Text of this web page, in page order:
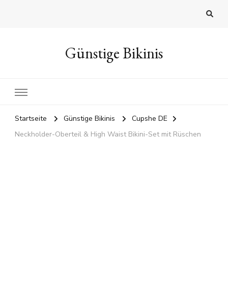
Günstige Bikinis
Startseite Günstige Bikinis
Cupshe DE
Neckholder-Oberteil & High Waist Bikini-Set mit Rüschen